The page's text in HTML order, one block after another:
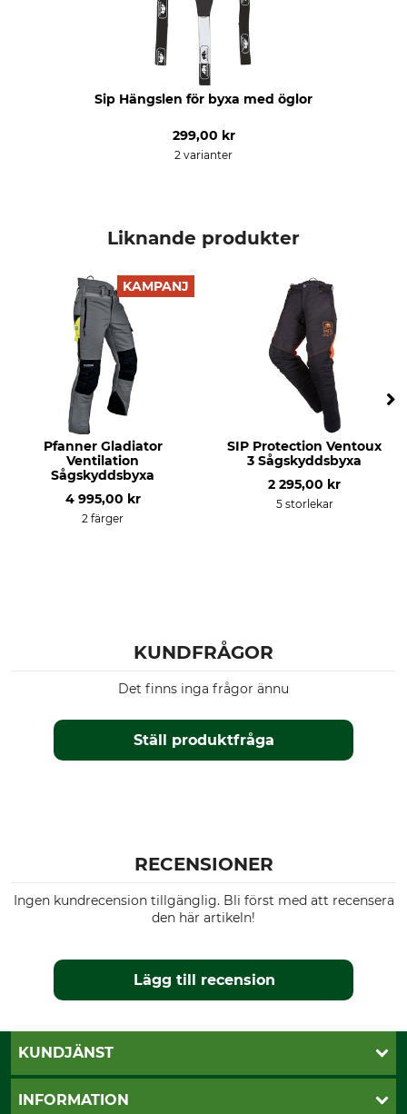
Sip Hängslen för byxa med öglor
299,00 kr
2 varianter
Liknande produkter
KAMPANJ
Pfanner Gladiator
Ventilation
Sågskyddsbyxa
4 995,00 kr
2 färger
SIP Protection Ventoux
3 Sågskyddsbyxa
2 295,00 kr
5 storlekar
KUNDFRÅGOR
Ställ produktfråga
Det finns inga frågor ännu
RECENSIONER
Ingen kundrecension tillgänglig. Bli först med att recensera
den här artikeln!
Lägg till recension
KUNDJÄNST
Öppettider
INFORMATION